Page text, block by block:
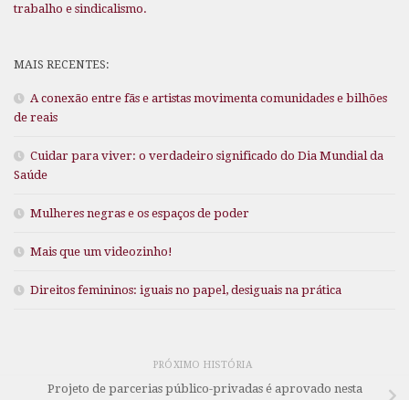
trabalho e sindicalismo.
MAIS RECENTES:
A conexão entre fãs e artistas movimenta comunidades e bilhões
de reais
Cuidar para viver: o verdadeiro significado do Dia Mundial da
Saúde
Mulheres negras e os espaços de poder
Mais que um videozinho!
Direitos femininos: iguais no papel, desiguais na prática
PRÓXIMO HISTÓRIA
Projeto de parcerias público-privadas é aprovado nesta